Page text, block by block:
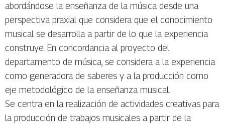
abordándose la enseñanza de la música desde una
perspectiva praxial que considera que el conocimiento
musical se desarrolla a partir de lo que la experiencia
construye. En concordancia al proyecto del
departamento de música, se considera a la experiencia
como generadora de saberes y a la producción como
eje metodológico de la enseñanza musical.
Se centra en la realización de actividades creativas para
la producción de trabajos musicales a partir de la